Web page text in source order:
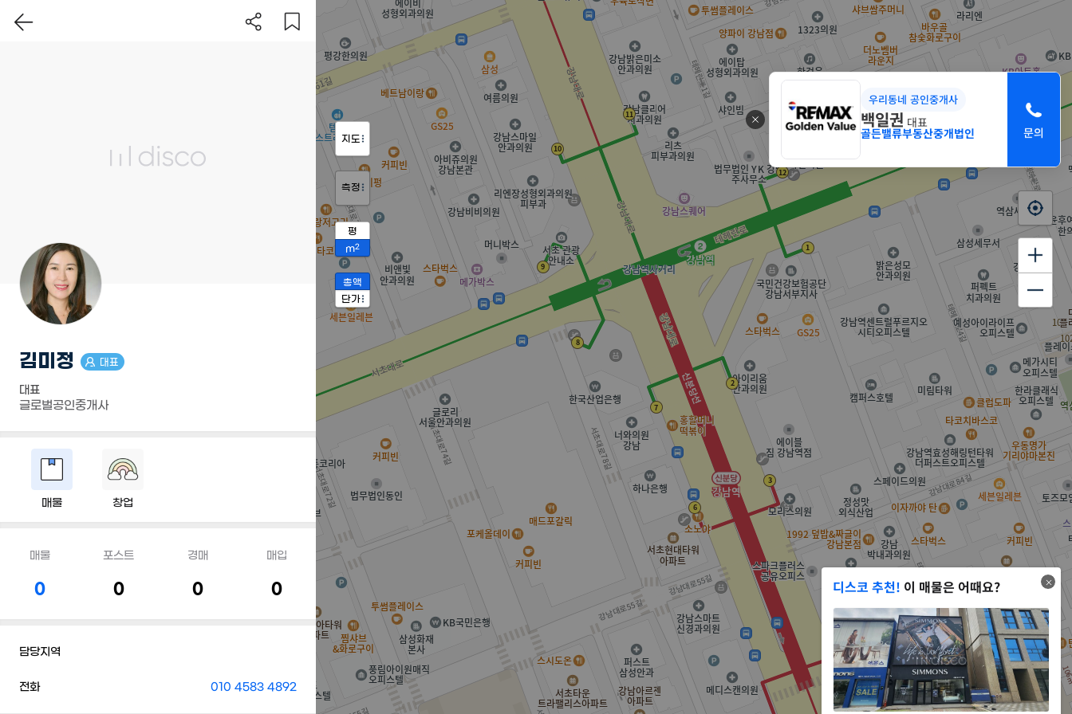
디스코 추천! 이 매물은 어때요?
우리동네 공인중개사
백일권 대표
골든밸류부동산중개법인
지도
측정
평
m2
총액
단가
김미정 대표
대표
글로벌공인중개사
매물 창업
매물
0
포스트
0
경매
0
매입
0
담당지역
전화 010 4583 4892